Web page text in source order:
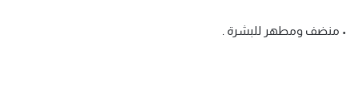
• منضف ومطهر للبشرة .